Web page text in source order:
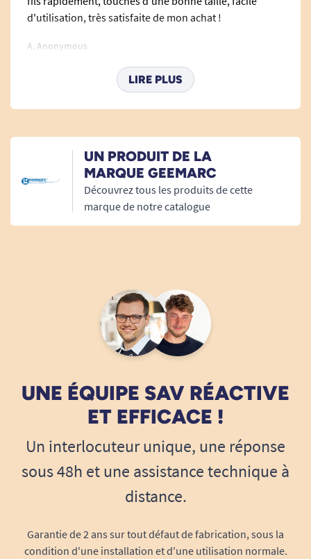
d'utilisation, très satisfaite de mon achat !
A. Anonymous
27/09/2023
Produit conforme
A. Anonymous
31/03/2023
A. Anonymous
Conforme à mon souhait
Très compliqué à programmer pour une commande
censée faciliter l’utilisation de la télé
1 2 3 16
LIRE PLUS
UN PRODUIT DE LA
MARQUE GEEMARC
Découvrez tous les produits de cette
marque de notre catalogue
UNE ÉQUIPE SAV RÉACTIVE
ET EFFICACE !
Un interlocuteur unique, une réponse
sous 48h et une assistance technique à
distance.
Garantie de 2 ans sur tout défaut de fabrication, sous la
condition d'une installation et d'une utilisation normale.